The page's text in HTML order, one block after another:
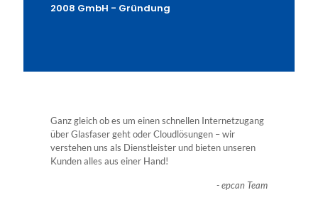
2008 GmbH - Gründung
Ganz gleich ob es um einen schnellen Internetzugang
über Glasfaser geht oder Cloudlösungen – wir
verstehen uns als Dienstleister und bieten unseren
Kunden alles aus einer Hand!
- epcan Team